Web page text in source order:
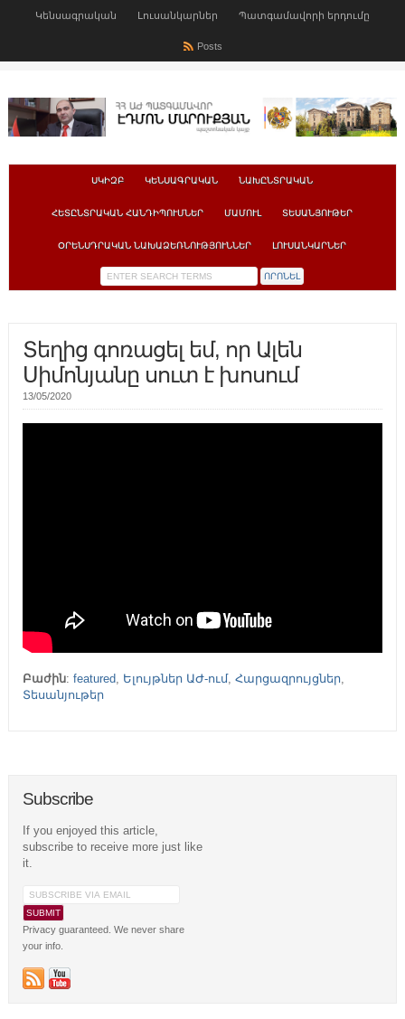
Կենսագրական Լուսանկարներ Պատգամավորի երդումը
Posts
ՍԿԻԶԲ ԿԵՆՍԱԳՐԱԿԱՆ ՆԱԽԸՆՏՐԱԿԱՆ
ՀԵՏԸՆՏՐԱԿԱՆ ՀԱՆԴԻՊՈՒՄՆԵՐ ՄԱՄՈՒԼ ՏԵՍԱՆՅՈՒԹԵՐ
ՕՐԵՆՍԴՐԱԿԱՆ ՆԱԽԱՁԵՌՆՈՒԹՅՈՒՆՆԵՐ ԼՈՒՍԱՆԿԱՐՆԵՐ
Տեղից գոռացել եմ, որ Ալեն
Սիմոնյանը սուտ է խոսում
13/05/2020
Բաժին: featured, Ելույթներ ԱԺ-ում, Հարցազրույցներ,
Տեսանյութեր
Subscribe
If you enjoyed this article,
subscribe to receive more just like
it.
Privacy guaranteed. We never share
your info.